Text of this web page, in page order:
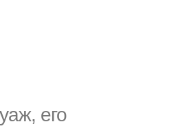
его